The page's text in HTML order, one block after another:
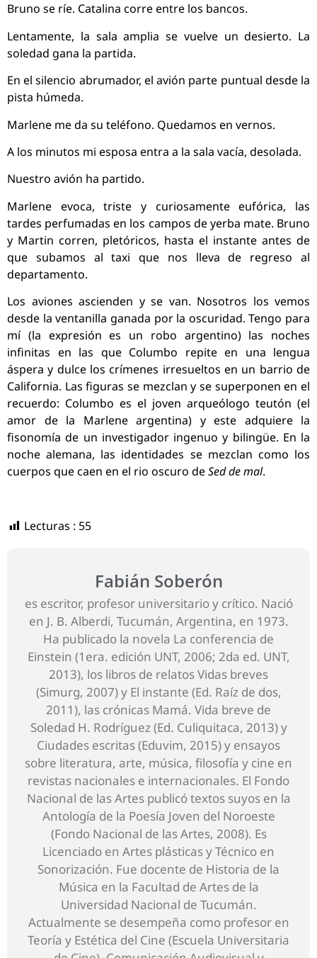
Bruno se ríe. Catalina corre entre los bancos.
Lentamente, la sala amplia se vuelve un desierto. La
soledad gana la partida.
En el silencio abrumador, el avión parte puntual desde la
pista húmeda.
Marlene me da su teléfono. Quedamos en vernos.
A los minutos mi esposa entra a la sala vacía, desolada.
Nuestro avión ha partido.
Marlene evoca, triste y curiosamente eufórica, las
tardes perfumadas en los campos de yerba mate. Bruno
y Martin corren, pletóricos, hasta el instante antes de
que subamos al taxi que nos lleva de regreso al
departamento.
Los aviones ascienden y se van. Nosotros los vemos
desde la ventanilla ganada por la oscuridad. Tengo para
mí (la expresión es un robo argentino) las noches
infinitas en las que Columbo repite en una lengua
áspera y dulce los crímenes irresueltos en un barrio de
California. Las figuras se mezclan y se superponen en el
recuerdo: Columbo es el joven arqueólogo teutón (el
amor de la Marlene argentina) y este adquiere la
fisonomía de un investigador ingenuo y bilingüe. En la
noche alemana, las identidades se mezclan como los
cuerpos que caen en el rio oscuro deSed de mal.
Lecturas : 55
Fabián Soberón
es escritor, profesor universitario y crítico. Nació
en J. B. Alberdi, Tucumán, Argentina, en 1973.
Ha publicado la novela La conferencia de
Einstein (1era. edición UNT, 2006; 2da ed. UNT,
2013), los libros de relatos Vidas breves
(Simurg, 2007) y El instante (Ed. Raíz de dos,
2011), las crónicas Mamá. Vida breve de
Soledad H. Rodríguez (Ed. Culiquitaca, 2013) y
Ciudades escritas (Eduvim, 2015) y ensayos
sobre literatura, arte, música, filosofía y cine en
revistas nacionales e internacionales. El Fondo
Nacional de las Artes publicó textos suyos en la
Antología de la Poesía Joven del Noroeste
(Fondo Nacional de las Artes, 2008). Es
Licenciado en Artes plásticas y Técnico en
Sonorización. Fue docente de Historia de la
Música en la Facultad de Artes de la
Universidad Nacional de Tucumán.
Actualmente se desempeña como profesor en
Teoría y Estética del Cine (Escuela Universitaria